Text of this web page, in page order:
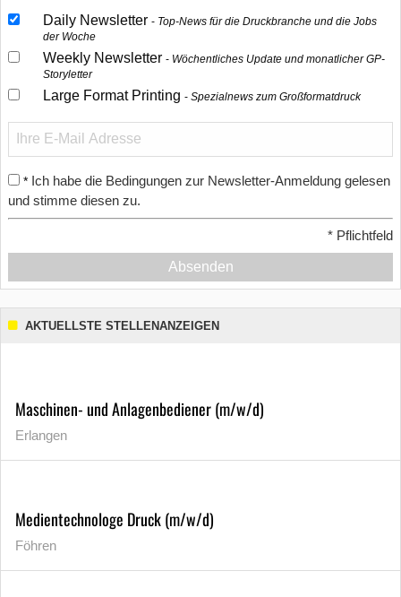
Daily Newsletter
Top-News für die Druckbranche und die Jobs
der Woche
Weekly Newsletter
Wöchentliches Update und monatlicher GP-
Storyletter
Large Format Printing Spezialnews zum Großformatdruck
* Ich habe die Bedingungen zur Newsletter-Anmeldung gelesen
und stimme diesen zu.
* Pflichtfeld
Absenden
AKTUELLSTE STELLENANZEIGEN
Maschinen- und Anlagenbediener (m/w/d)
Erlangen
Medientechnologe Druck (m/w/d)
Föhren